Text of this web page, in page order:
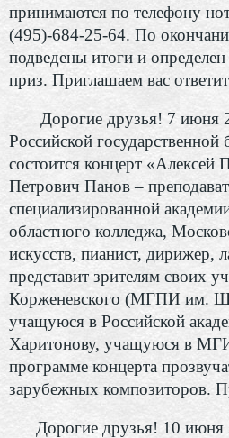
принимаются по телефону
(495)-684-25-64. По
подведены итоги и
приз. Приглашаем вас
Дорогие друзья! 7 июня
Российской
состоится концерт
Петрович Панов –
специализированной
областного колледжа,
искусств, пианист, дирижер,
представит зрителям своих
Корженевского (МГПИ им.
учащуюся в Российской
Харитонову, учащуюся в
программе концерта
зарубежных композиторов.
Дорогие друзья! 10 июня